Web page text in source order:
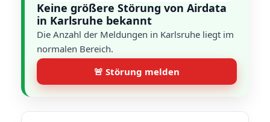
Keine größere Störung von Airdata
in Karlsruhe bekannt
Die Anzahl der Meldungen in Karlsruhe liegt im
normalen Bereich.
🚨 Störung melden